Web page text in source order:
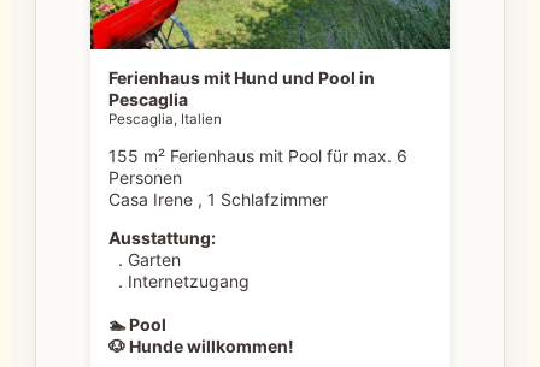
Ferienhaus mit Hund und Pool in
Pescaglia
Pescaglia, Italien
155 m² Ferienhaus mit Pool für max. 6
Personen
Casa Irene , 1 Schlafzimmer
Ausstattung:
. Garten
. Internetzugang
🏊 Pool
🐶 Hunde willkommen!